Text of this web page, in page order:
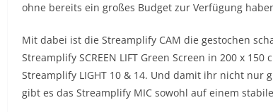
ohne bereits ein großes Budget zur Verfügung
Mit dabei ist die Streamplify CAM die gestochen
Streamplify SCREEN LIFT Green Screen in 200 x
Streamplify LIGHT 10 & 14. Und damit ihr nicht nur
gibt es das Streamplify MIC sowohl auf einem